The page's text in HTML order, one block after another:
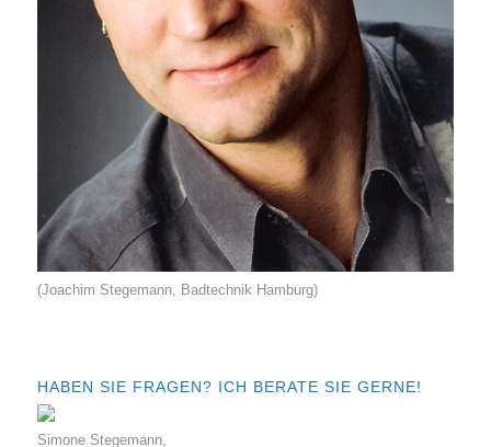
(Joachim Stegemann, Badtechnik Hamburg)
HABEN SIE FRAGEN? ICH BERATE SIE GERNE!
Simone Stegemann,